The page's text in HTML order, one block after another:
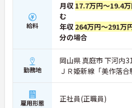
給料
月収 17.7万円～19.4
む
年収 264万円～291万
分の場合
勤務地
岡山県 真庭市 下河内
ＪＲ姫新線「美作落
雇用形態 正社員(正職員)